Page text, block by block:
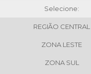
Selecione:
REGIÃO CENTRAL
ZONA LESTE
ZONA SUL